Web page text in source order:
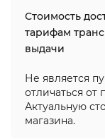
Стоимость
тарифам
выдачи
Не является
отличаться от
Актуальную
магазина.